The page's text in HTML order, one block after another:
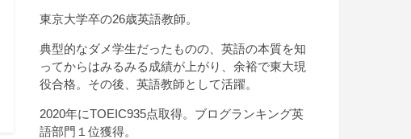
東京大学卒の26歳英語教師。
典型的なダメ学生だったものの、英語の本質を知
ってからはみるみる成績が上がり、余裕で東大現
役合格。その後、英語教師として活躍。
2020年にTOEIC935点取得。ブログランキング英
語部門１位獲得。